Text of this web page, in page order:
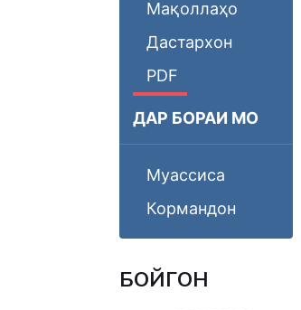
Мақоллаҳо
Дастархон
PDF
ДАР БОРАИ МО
Муассиса
Кормандон
БОЙГОНӢ